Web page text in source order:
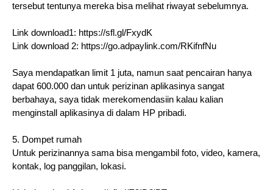
tersebut tentunya mereka bisa melihat riwayat sebelumnya.
Link download1: https://sfl.gl/FxydK
Link download 2: https://go.adpaylink.com/RKifnfNu
Saya mendapatkan limit 1 juta, namun saat pencairan hanya
dapat 600.000 dan untuk perizinan aplikasinya sangat
berbahaya, saya tidak merekomendasiin kalau kalian
menginstall aplikasinya di dalam HP pribadi.
5. Dompet rumah
Untuk perizinannya sama bisa mengambil foto, video, kamera,
kontak, log panggilan, lokasi.